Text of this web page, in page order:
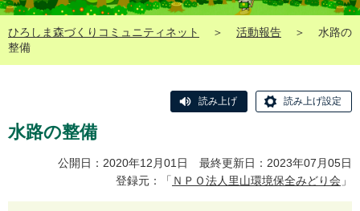
ひろしま森づくりコミュニティネット ＞ 活動報告 ＞
水路の
整備
読み上げ 読み上げ設定
水路の整備
公開日：2020年12月01日 最終更新日：2023年07月05日
登録元：「 ＮＰＯ法人里山環境保全みどり会 」